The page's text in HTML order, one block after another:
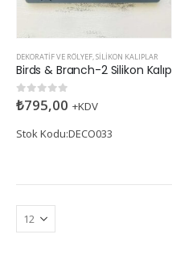
DEKORATIF VE RÖLYEF,SILIKON KALIPLAR
Birds & Branch-2 Silikon Kalıp
05 üzerinden
₺795,00 +KDV
Stok Kodu:DECO033